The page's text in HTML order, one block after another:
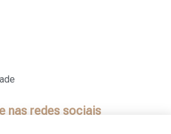
nas redes sociais